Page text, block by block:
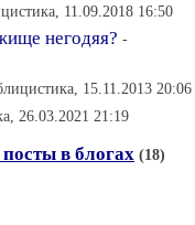
11.09.2018 16:50
негодяя? -
15.11.2013 20:06
26.03.2021 21:19
в блогах (18)